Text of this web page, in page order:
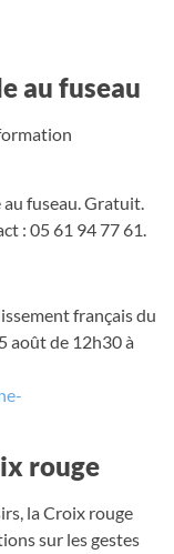
au fuseau
fuseau. Gratuit.
: 05 61 94 77 61.
français du
août de 12h30 à
rouge
la Croix rouge
sur les gestes